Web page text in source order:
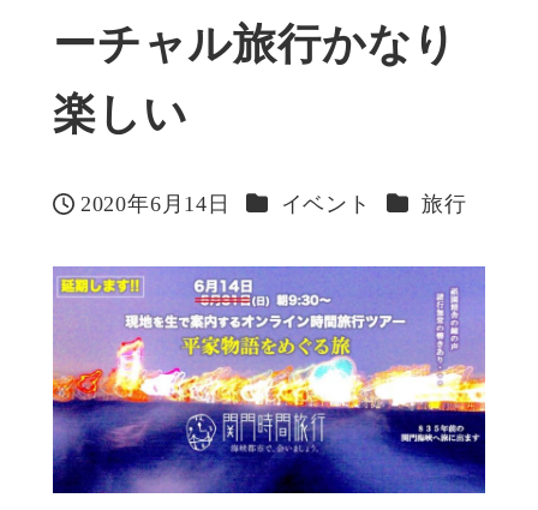
ーチャル旅行かなり
楽しい
投稿日
2020年6月14日 カテゴリー
イベント カテゴリー
旅行